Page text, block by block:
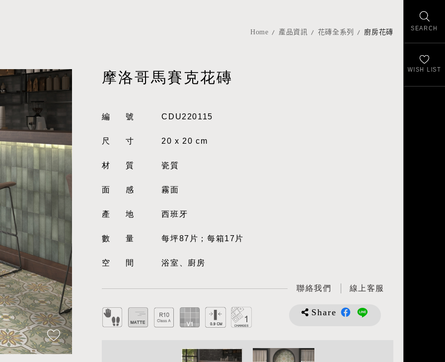
SEARCH
WISH LIST
Home 產品資訊 花磚全系列 廚房花磚
摩洛哥馬賽克花磚
編號 CDU220115
尺寸 20 x 20 cm
材質 瓷質
面感 霧面
產地 西班牙
數量 每坪87片；每箱17片
空間 浴室、廚房
聯絡我們 線上客服
Share